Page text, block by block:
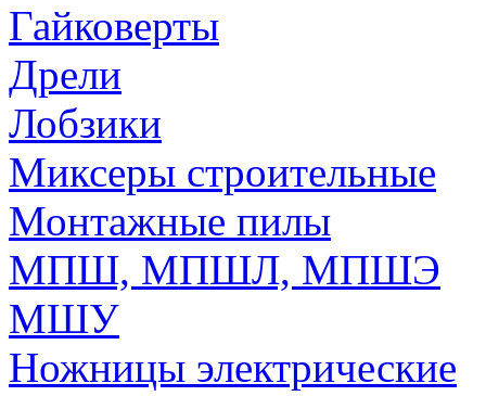
Гайковерты
Дрели
Лобзики
Миксеры строительные
Монтажные пилы
МПШ, МПШЛ, МПШЭ
МШУ
Ножницы электрические